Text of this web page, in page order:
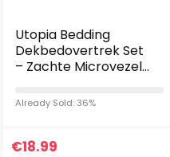
Utopia Bedding
Dekbedovertrek Set
– Zachte Microvezel
200x200cm met
Kussenslopen
Beddengoed…
Already Sold: 36%
€18.99